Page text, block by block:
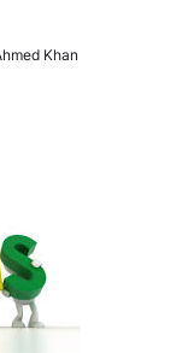
Khan